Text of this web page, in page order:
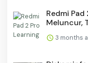
Redmi
Meluncur,
3 months